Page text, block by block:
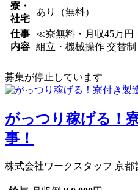
寮・
社宅
あり（無料）
仕事
内容
≪寮無料・月収45万
組立・機械操作 交替制
募集が停止しています
がっつり稼げる！
事！
株式会社ワークスタッフ 京都